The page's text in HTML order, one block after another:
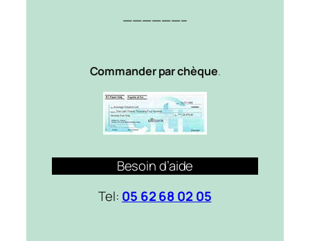
——————–
Commander par chèque.
Besoin d’aide
Tel: 05 62 68 02 05